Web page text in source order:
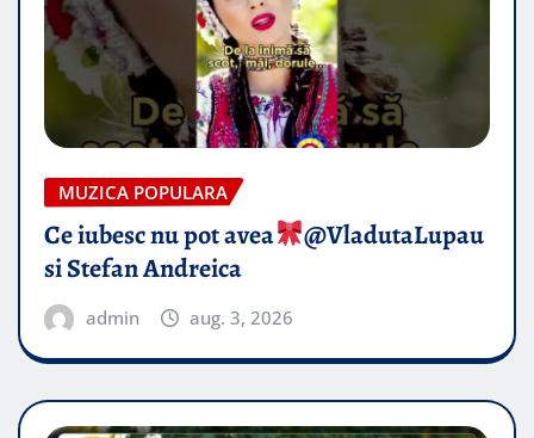
MUZICA POPULARA
Ce iubesc nu pot avea
​@VladutaLupau
si Stefan Andreica
admin aug. 3, 2026